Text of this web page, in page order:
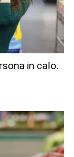
in calo.